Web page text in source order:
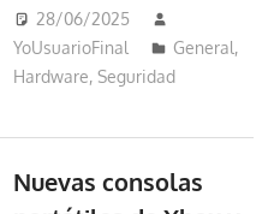
28/06/2025
YoUsuarioFinal
General,
Hardware,Seguridad
Nuevas consolas